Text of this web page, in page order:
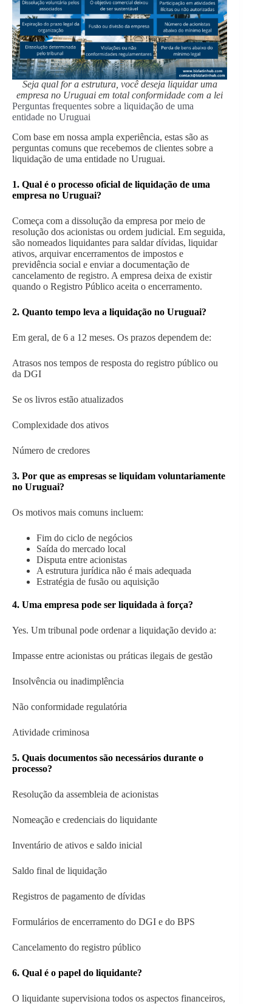
Seja qual for a estrutura, você deseja liquidar uma
empresa no Uruguai em total conformidade com a lei
Perguntas frequentes sobre a liquidação de uma
entidade no Uruguai
Com base em nossa ampla experiência, estas são as
perguntas comuns que recebemos de clientes sobre a
liquidação de uma entidade no Uruguai.
1. Qual é o processo oficial de liquidação de uma
empresa no Uruguai?
Começa com a dissolução da empresa por meio de
resolução dos acionistas ou ordem judicial. Em seguida,
são nomeados liquidantes para saldar dívidas, liquidar
ativos, arquivar encerramentos de impostos e
previdência social e enviar a documentação de
cancelamento de registro. A empresa deixa de existir
quando o Registro Público aceita o encerramento.
2. Quanto tempo leva a liquidação no Uruguai?
Em geral, de 6 a 12 meses. Os prazos dependem de:
Atrasos nos tempos de resposta do registro público ou
da DGI
Se os livros estão atualizados
Complexidade dos ativos
Número de credores
3. Por que as empresas se liquidam voluntariamente
no Uruguai?
Os motivos mais comuns incluem:
Fim do ciclo de negócios
Saída do mercado local
Disputa entre acionistas
A estrutura jurídica não é mais adequada
Estratégia de fusão ou aquisição
4. Uma empresa pode ser liquidada à força?
Yes. Um tribunal pode ordenar a liquidação devido a:
Impasse entre acionistas ou práticas ilegais de gestão
Insolvência ou inadimplência
Não conformidade regulatória
Atividade criminosa
5. Quais documentos são necessários durante o
processo?
Resolução da assembleia de acionistas
Nomeação e credenciais do liquidante
Inventário de ativos e saldo inicial
Saldo final de liquidação
Registros de pagamento de dívidas
Formulários de encerramento do DGI e do BPS
Cancelamento do registro público
6. Qual é o papel do liquidante?
O liquidante supervisiona todos os aspectos financeiros,